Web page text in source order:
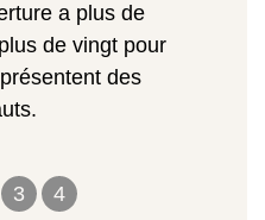
3 4
a plus de
de vingt pour
des